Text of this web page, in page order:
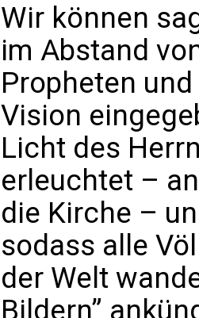
Wir können
im Abstand
Propheten
Vision
Licht des
erleuchtet –
die Kirche –
sodass alle
der Welt
Bildern”